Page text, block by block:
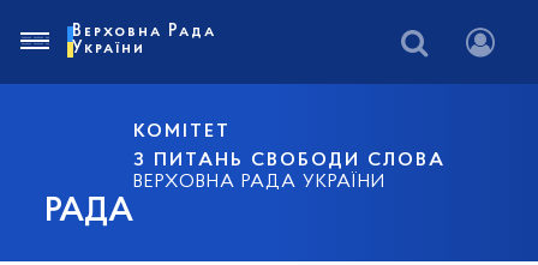
РАДА
КОМІТЕТ
З ПИТАНЬ СВОБОДИ СЛОВА
ВЕРХОВНА РАДА УКРАЇНИ
Верховна Рада
України